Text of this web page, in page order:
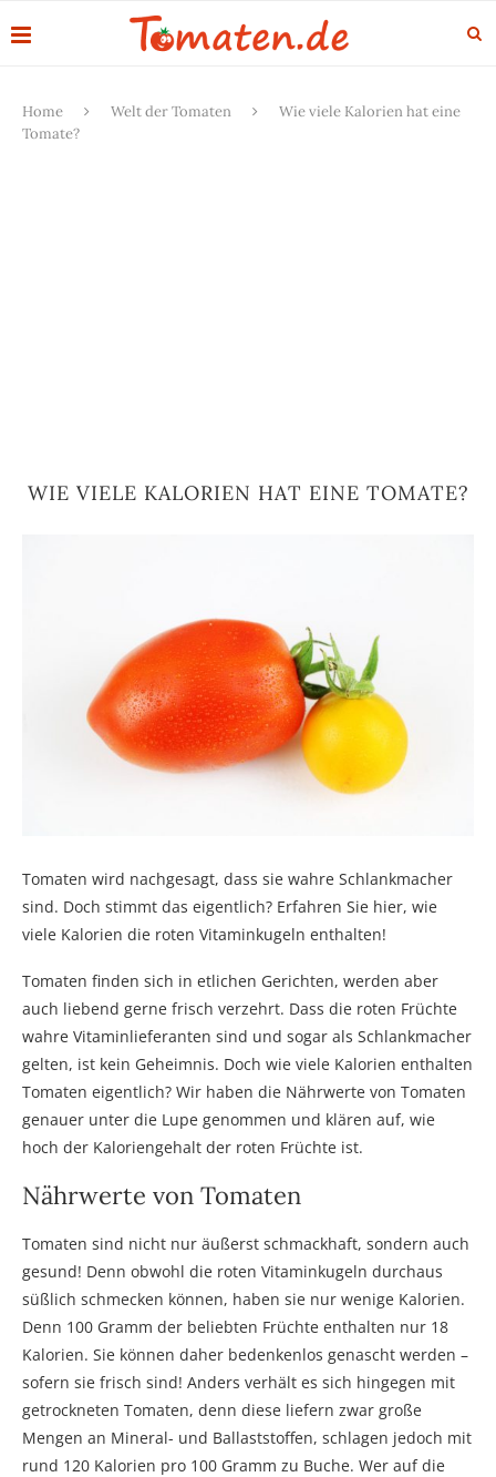
Home Welt der Tomaten
Wie viele Kalorien hat eine
Tomate?
WIE VIELE KALORIEN HAT EINE TOMATE?
Tomaten wird nachgesagt, dass sie wahre Schlankmacher
sind. Doch stimmt das eigentlich? Erfahren Sie hier, wie
viele Kalorien die roten Vitaminkugeln enthalten!
Tomaten finden sich in etlichen Gerichten, werden aber
auch liebend gerne frisch verzehrt. Dass die roten Früchte
wahre Vitaminlieferanten sind und sogar als Schlankmacher
gelten, ist kein Geheimnis. Doch wie viele Kalorien enthalten
Tomaten eigentlich? Wir haben die Nährwerte von Tomaten
genauer unter die Lupe genommen und klären auf, wie
hoch der Kaloriengehalt der roten Früchte ist.
Nährwerte von Tomaten
Tomaten sind nicht nur äußerst schmackhaft, sondern auch
gesund! Denn obwohl die roten Vitaminkugeln durchaus
süßlich schmecken können, haben sie nur wenige Kalorien.
Denn 100 Gramm der beliebten Früchte enthalten nur 18
Kalorien. Sie können daher bedenkenlos genascht werden –
sofern sie frisch sind! Anders verhält es sich hingegen mit
getrockneten Tomaten, denn diese liefern zwar große
Mengen an Mineral- und Ballaststoffen, schlagen jedoch mit
rund 120 Kalorien pro 100 Gramm zu Buche. Wer auf die